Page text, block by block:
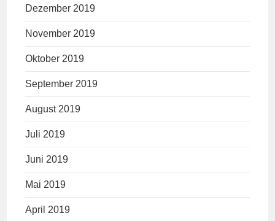
Dezember 2019
November 2019
Oktober 2019
September 2019
August 2019
Juli 2019
Juni 2019
Mai 2019
April 2019